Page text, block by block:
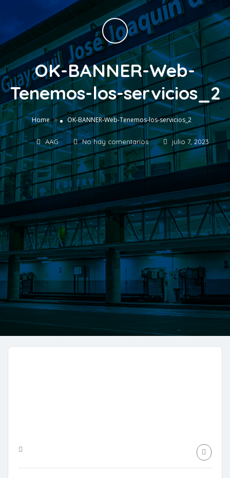
OK-BANNER-Web-
Tenemos-los-servicios_2
Home » OK-BANNER-Web-Tenemos-los-servicios_2
AAG No hay comentarios julio 7, 2023